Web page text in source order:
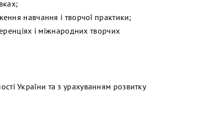
навчання і творчої практики;
і міжнародних творчих
України та з урахуванням розвитку